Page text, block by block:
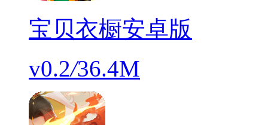
宝贝衣橱安卓版
v0.2/36.4M